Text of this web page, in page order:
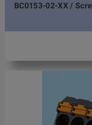
BC0153-02-XX /